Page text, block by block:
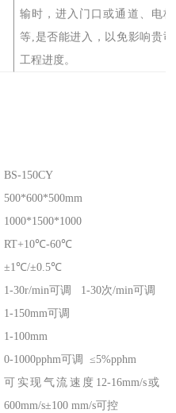
输时，进入门口或通道、电梯
等,是否能进入，以免影响贵司
工程进度。
BS-150CY
500*600*500mm
1000*1500*1000
RT+10℃-60℃
±1℃/±0.5℃
1-30r/min可调 1-30次/min可调
1-150mm可调
1-100mm
0-1000pphm可调 ≤5%pphm
可实现气流速度12-16mm/s或
600mm/s±100 mm/s可控